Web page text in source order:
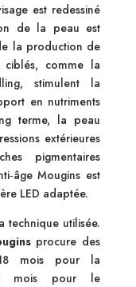
est redessiné
de la peau est
la production de
ciblés, comme la
stimulent la
en nutriments
terme, la peau
extérieures
pigmentaires
Mougins est
LED adaptée.
technique utilisée.
procure des
mois pour la
mois pour le